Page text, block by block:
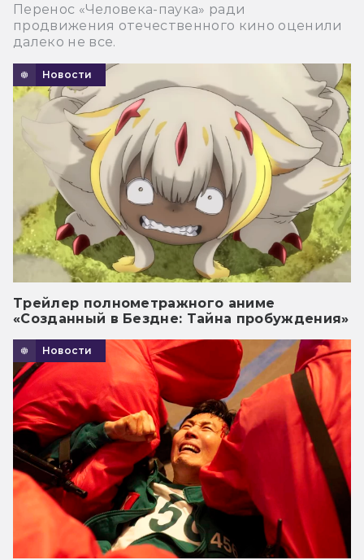
Перенос «Человека-паука» ради
продвижения отечественного кино оценили
далеко не все.
Новости
Трейлер полнометражного аниме
«Созданный в Бездне: Тайна пробуждения»
Новости